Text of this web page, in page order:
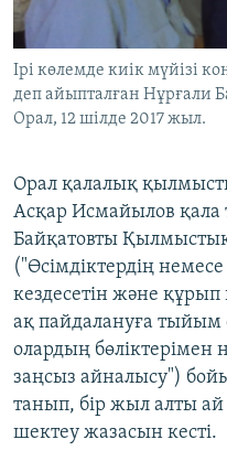
Басқа тілдерде
Ірі көлемде киік мүйізі
деп айыпталған Нұрғали
Орал, 12 шілде 2017 жыл.
Орал қалалық
Асқар Исмайылов
Байқатовты
("Өсімдіктердің
кездесетін және құрып
ақ пайдалануға тыйым
олардың
заңсыз айналысу")
танып, бір жыл алты
шектеу жазасын кесті.